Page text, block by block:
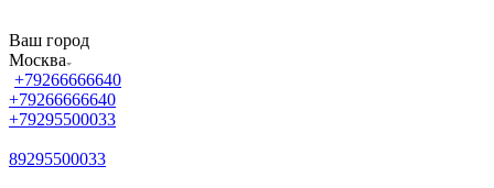
Ваш город
Москва
+79266666640
+79266666640
+79295500033
89295500033